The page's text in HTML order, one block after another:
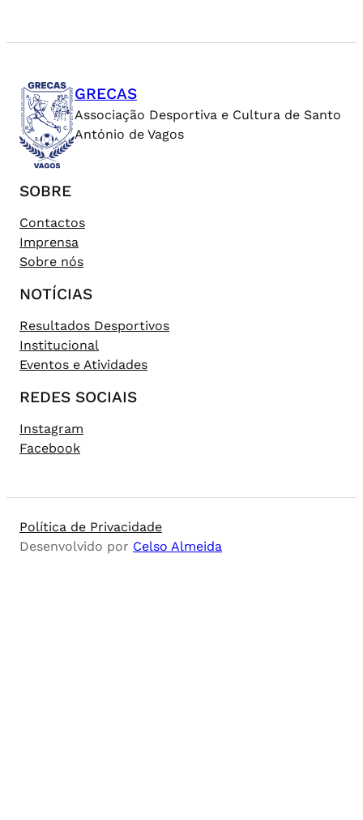
GRECAS
Associação Desportiva e Cultura de Santo
António de Vagos
SOBRE
Contactos
Imprensa
Sobre nós
NOTÍCIAS
Resultados Desportivos
Institucional
Eventos e Atividades
REDES SOCIAIS
Instagram
Facebook
Política de Privacidade
Desenvolvido por Celso Almeida